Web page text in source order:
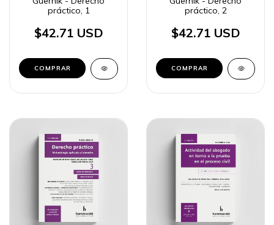
práctico, 1
$42.71 USD
COMPRAR
práctico, 2
$42.71 USD
COMPRAR